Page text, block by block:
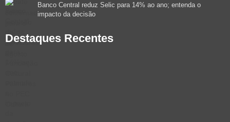
Banco Central reduz Selic para 14% ao ano; entenda o
impacto da decisão
Destaques Recentes